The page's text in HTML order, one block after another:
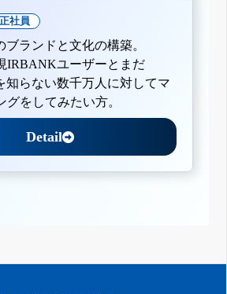
正社員
ランドと文化の構築。
IRBANKユーザーとまだ
知らない数千万人に対してマ
グをしてみたい方。
Detail